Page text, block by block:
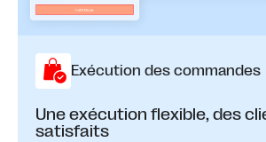
Exécution des commandes
Une exécution flexible, des
satisfaits